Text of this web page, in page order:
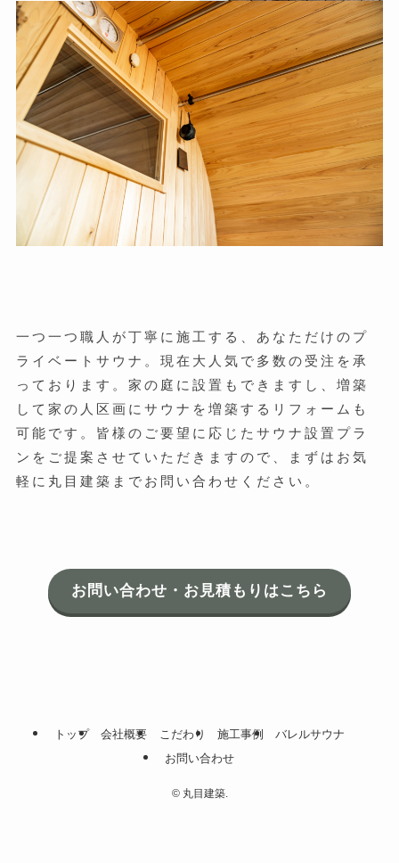
一つ一つ職人が丁寧に施工する、あなただけのプ
ライベートサウナ。現在大人気で多数の受注を承
っております。家の庭に設置もできますし、増築
して家の人区画にサウナを増築するリフォームも
可能です。皆様のご要望に応じたサウナ設置プラ
ンをご提案させていただきますので、まずはお気
軽に丸目建築までお問い合わせください。
お問い合わせ・お見積もりはこちら
トップ 会社概要 こだわり 施工事例
バレルサウナ
お問い合わせ
©丸目建築.